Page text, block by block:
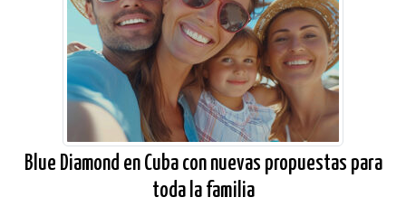
Blue Diamond en Cuba con nuevas propuestas para
toda la familia